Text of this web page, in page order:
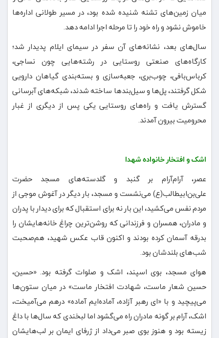
میان زمین‌های تشنه شنیده شده بود، در مسیر طولانی اداره‌ها
خاموش نشود و راه خود را تا مرحله اجرا ادامه دهد.
سال‌های بعد، نشانه‌های آن سفر در سیمای ایلام پدیدار شد؛
کارگاه‌های صنعتی روستایی در رشته‌هایی چون نساجی،
کرباس‌بافی، چوب‌بری، جعبه‌سازی و بسته‌بندی گیاهان دارویی
شکل گرفتند، پل‌ها و سیل‌بندها ساخته شدند، شبکه‌های آبرسانی
گسترش یافت و راه‌های روستایی یکی پس از دیگری از غبار
محرومیت بیرون آمدند.
اشک و افتخار خانواده شهدا
عصر، آرام‌آرام بر گنبد و گلدسته‌های مسجد حضرت
علی‌بن‌ابیطالب(ع) می‌نشست و مسجد، بار دیگر در آغوش موجی از
مردم نفس می‌کشید، این بار نه برای استقبال که برای دیدار با پدران
و مادران، همسران و فرزندانی که روشن‌ترین چراغ خانه‌هایشان را
بدرقه آسمان کرده بودند و اکنون قاب عکس شهید، هم‌صحبت
شب‌های بلندشان بود.
هوای مسجد، بوی اسپند، اشک و صلوات گرفته بود. «حسین،
حسین شعار ماست، شهادت افتخار ماست» در میان ستون‌ها
می‌پیچید و با «ای رهبر آزاده، آماده‌ایم آماده» درهم می‌آمیخت،
اشک، آرام بر گونه مادران راه می‌گشود اما لبخندی که سال‌ها با داغ
زیسته بود و هنوز بوی صبر می‌داد از ژرفای ایمان بر لب‌هایشان